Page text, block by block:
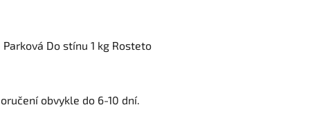
Do stínu 1 kg Rosteto
obvykle do 6-10 dní.